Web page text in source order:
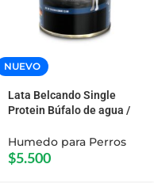
NUEVO
Lata Belcando Single
Protein Búfalo de agua /
Humedo para Perros
$5.500